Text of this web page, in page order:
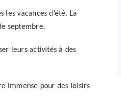
vacances d’été. La
septembre.
leurs activités à des
immense pour des loisirs